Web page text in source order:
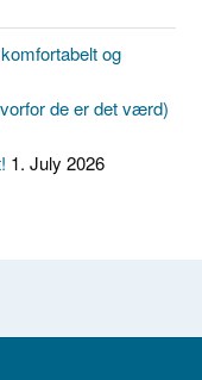
og
de er det værd)
1. July 2026